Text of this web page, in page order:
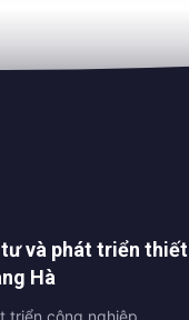
và phát triển thiết
Hà